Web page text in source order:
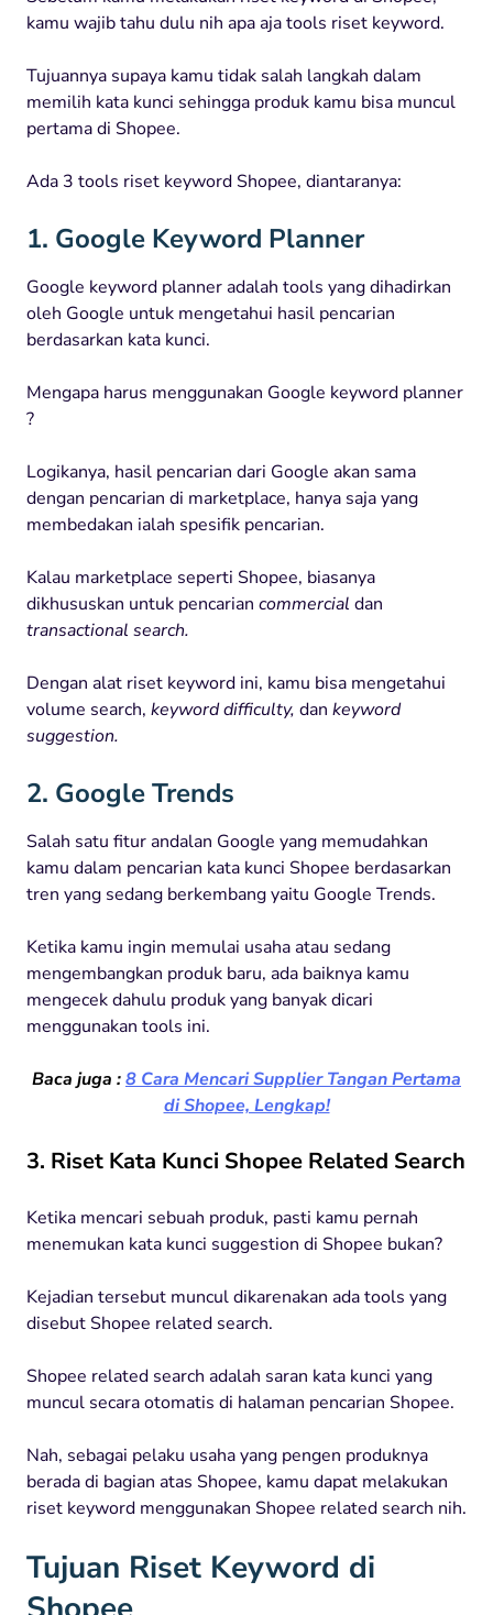
kamu wajib tahu dulu nih apa aja tools riset keyword.
Tujuannya supaya kamu tidak salah langkah dalam
memilih kata kunci sehingga produk kamu bisa muncul
pertama di Shopee.
Ada 3 tools riset keyword Shopee, diantaranya:
1. Google Keyword Planner
Google keyword planner adalah tools yang dihadirkan
oleh Google untuk mengetahui hasil pencarian
berdasarkan kata kunci.
Mengapa harus menggunakan Google keyword planner
?
Logikanya, hasil pencarian dari Google akan sama
dengan pencarian di marketplace, hanya saja yang
membedakan ialah spesifik pencarian.
Kalau marketplace seperti Shopee, biasanya
dikhususkan untuk pencarian commercial dan
transactional search.
Dengan alat riset keyword ini, kamu bisa mengetahui
volume search, keyword difficulty, dan keyword
suggestion.
2. Google Trends
Salah satu fitur andalan Google yang memudahkan
kamu dalam pencarian kata kunci Shopee berdasarkan
tren yang sedang berkembang yaitu Google Trends.
Ketika kamu ingin memulai usaha atau sedang
mengembangkan produk baru, ada baiknya kamu
mengecek dahulu produk yang banyak dicari
menggunakan tools ini.
Baca juga :8 Cara Mencari Supplier Tangan Pertama
di Shopee, Lengkap!
3. Riset Kata Kunci Shopee Related Search
Ketika mencari sebuah produk, pasti kamu pernah
menemukan kata kunci suggestion di Shopee bukan?
Kejadian tersebut muncul dikarenakan ada tools yang
disebut Shopee related search.
Shopee related search adalah saran kata kunci yang
muncul secara otomatis di halaman pencarian Shopee.
Nah, sebagai pelaku usaha yang pengen produknya
berada di bagian atas Shopee, kamu dapat melakukan
riset keyword menggunakan Shopee related search nih.
Tujuan Riset Keyword di